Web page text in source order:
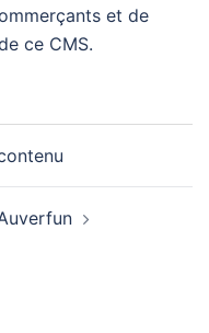
et de
ce CMS.